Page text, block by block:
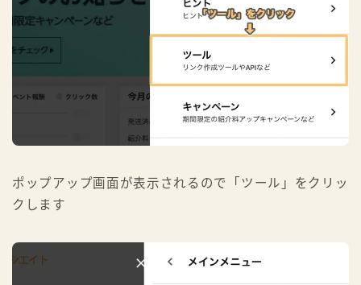
ポップアップ画面が表示されるので「ツール」をクリッ
クします